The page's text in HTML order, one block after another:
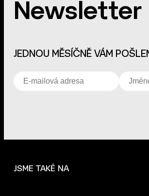
Newsletter
JEDNOU MĚSÍČNĚ VÁM
JSME TAKÉ NA